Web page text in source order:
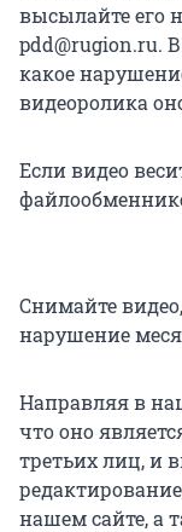
высылайте его
pdd@rugion.ru.
какое
видеоролика
Если видео
Снимайте
нарушение
Направляя в
что оно
третьих лиц, и
нашем сайте, а